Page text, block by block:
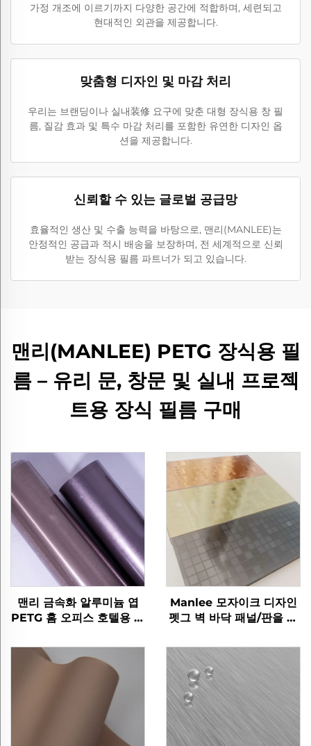
가정 개조에 이르기까지 다양한 공간에 적합하며, 세련되고
현대적인 외관을 제공합니다.
맞춤형 디자인 및 마감 처리
우리는 브랜딩이나 실내装修 요구에 맞춘 대형 장식용 창 필
름, 질감 효과 및 특수 마감 처리를 포함한 유연한 디자인 옵
션을 제공합니다.
신뢰할 수 있는 글로벌 공급망
효율적인 생산 및 수출 능력을 바탕으로, 맨리(MANLEE)는
안정적인 공급과 적시 배송을 보장하며, 전 세계적으로 신뢰
받는 장식용 필름 파트너가 되고 있습니다.
맨리(MANLEE) PETG 장식용 필
름 – 유리 문, 창문 및 실내 프로젝
트용 장식 필름 구매
맨리 금속화 알루미늄 엽
PETG 홈 오피스 호텔용 장
Manlee 모자이크 디자인
펫그 벽 바닥 패널/판을 위